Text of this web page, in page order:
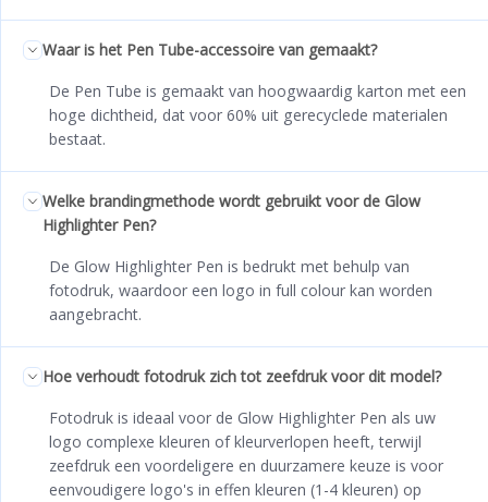
Waar is het Pen Tube-accessoire van gemaakt?
De Pen Tube is gemaakt van hoogwaardig karton met een
hoge dichtheid, dat voor 60% uit gerecyclede materialen
bestaat.
Welke brandingmethode wordt gebruikt voor de Glow
Highlighter Pen?
De Glow Highlighter Pen is bedrukt met behulp van
fotodruk, waardoor een logo in full colour kan worden
aangebracht.
Hoe verhoudt fotodruk zich tot zeefdruk voor dit model?
Fotodruk is ideaal voor de Glow Highlighter Pen als uw
logo complexe kleuren of kleurverlopen heeft, terwijl
zeefdruk een voordeligere en duurzamere keuze is voor
eenvoudigere logo's in effen kleuren (1-4 kleuren) op